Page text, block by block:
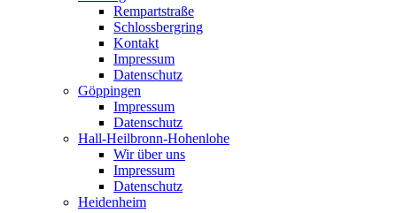
Rempartstraße
Schlossbergring
Kontakt
Impressum
Datenschutz
Göppingen
Impressum
Datenschutz
Hall-Heilbronn-Hohenlohe
Wir über uns
Impressum
Datenschutz
Heidenheim